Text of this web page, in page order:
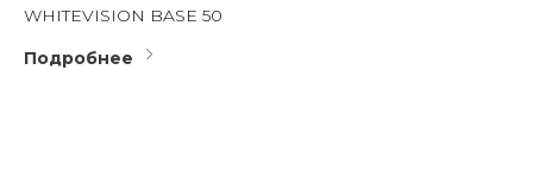
WHITEVISION BASE 50
Подробнее